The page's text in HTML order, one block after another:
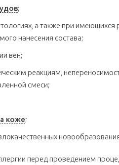
;
а также при имеющихся
нанесения состава;
вен;
реакциям,
смеси;
коже;
перед проведением